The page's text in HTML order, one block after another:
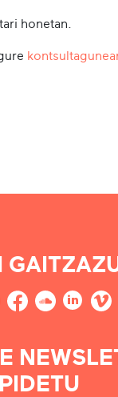
honetan.